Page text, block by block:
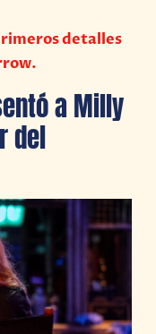
detalles
a Milly
del